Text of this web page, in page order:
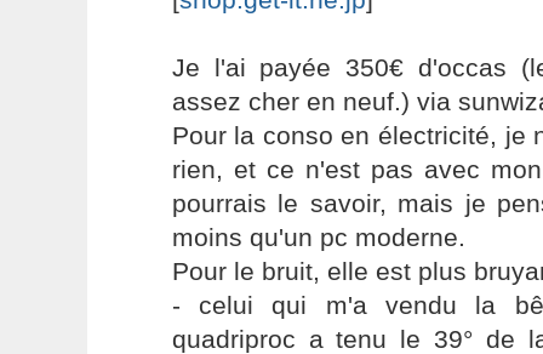
Je l'ai payée 350€ d'occas
assez cher en neuf.) via
Pour la conso en électricité, je
rien, et ce n'est pas avec
pourrais le savoir, mais je
moins qu'un pc moderne.
Pour le bruit, elle est plus
- celui qui m'a vendu la
quadriproc a tenu le 39° de